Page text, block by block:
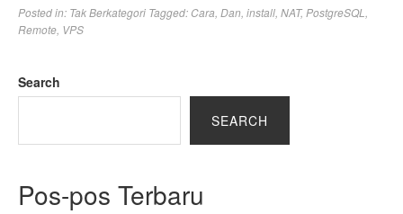
Posted in: Tak Berkategori Tagged: Cara, Dan, install, NAT,PostgreSQL,
Remote, VPS
Search
SEARCH
Pos-pos Terbaru